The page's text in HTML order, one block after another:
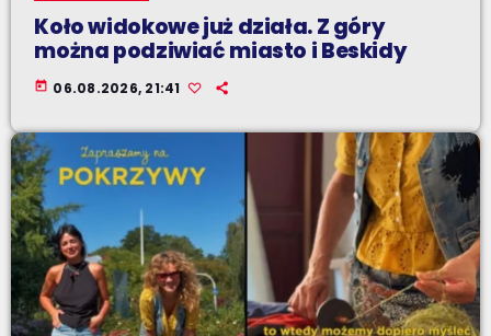
Koło widokowe już działa. Z góry
można podziwiać miasto i Beskidy
today 06.08.2026, 21:41